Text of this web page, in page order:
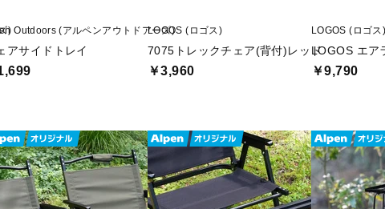
)Outdoors (アルペンアウトドアーズ)
アサイドトレイ
LOGOS (ロゴス)
7075トレックチェア(背付)レッド
￥3,960
LOGOS (ロゴス)
LOGOS エア
￥9,790